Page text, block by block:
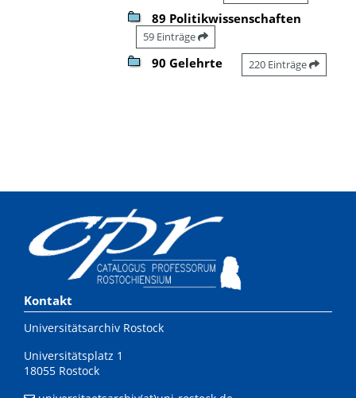
89 Politikwissenschaften
59 Einträge
90 Gelehrte 220 Einträge
Kontakt
Universitätsarchiv Rostock
Universitätsplatz 1
18055 Rostock